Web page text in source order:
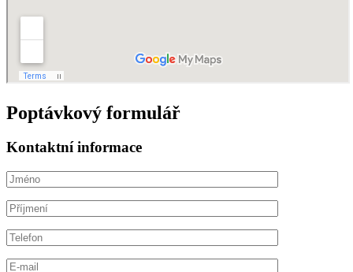
Poptávkový formulář
Kontaktní informace